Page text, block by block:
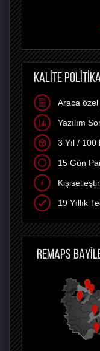
KALİTE
Araca özel
Yazılım
3 Yıl /
15 Gün
19 Yıllık
REMAPS